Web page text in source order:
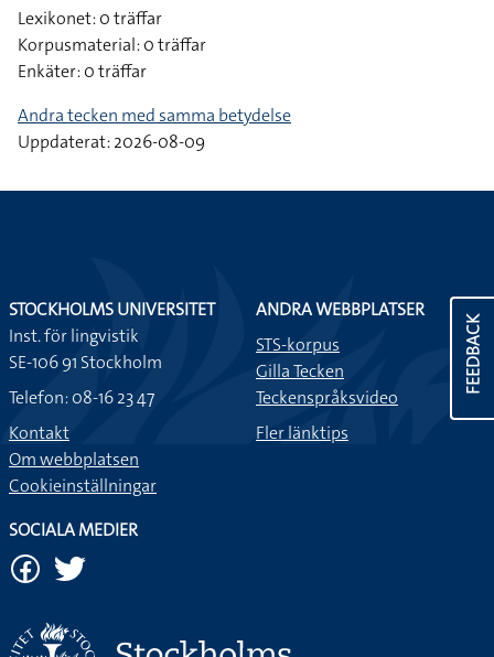
Lexikonet: 0 träffar
Korpusmaterial: 0 träffar
Enkäter: 0 träffar
Andra tecken med samma betydelse
Uppdaterat: 2026-08-09
FEEDBACK
STOCKHOLMS UNIVERSITET
Inst. för lingvistik
SE-106 91 Stockholm
Telefon: 08-16 23 47
Kontakt
Om webbplatsen
Cookieinställningar
ANDRA WEBBPLATSER
STS-korpus
Gilla Tecken
Teckenspråksvideo
Fler länktips
SOCIALA MEDIER